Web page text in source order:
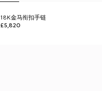
18K金马衔扣手链
£5,820